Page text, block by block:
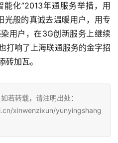
化”2013年通服务举措，用
光般的真诚去温暖用户，用专
用户，在3G创新服务上继续
打响了上海联通服务的金字招
砖加瓦。
若转载，请注明出处：
xinwenzixun/yunyingshang